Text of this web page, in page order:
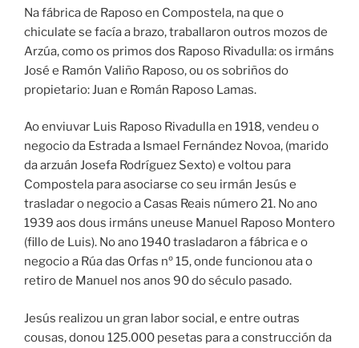
Na fábrica de Raposo en Compostela, na que o
chiculate se facía a brazo, traballaron outros mozos de
Arzúa, como os primos dos Raposo Rivadulla: os irmáns
José e Ramón Valiño Raposo, ou os sobriños do
propietario: Juan e Román Raposo Lamas.
Ao enviuvar Luis Raposo Rivadulla en 1918, vendeu o
negocio da Estrada a Ismael Fernández Novoa, (marido
da arzuán Josefa Rodríguez Sexto) e voltou para
Compostela para asociarse co seu irmán Jesús e
trasladar o negocio a Casas Reais número 21. No ano
1939 aos dous irmáns uneuse Manuel Raposo Montero
(fillo de Luis). No ano 1940 trasladaron a fábrica e o
negocio a Rúa das Orfas nº 15, onde funcionou ata o
retiro de Manuel nos anos 90 do século pasado.
Jesús realizou un gran labor social, e entre outras
cousas, donou 125.000 pesetas para a construcción da